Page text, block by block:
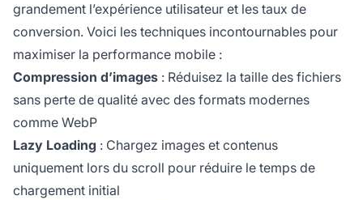
grandement l’expérience utilisateur et les taux de
conversion. Voici les techniques incontournables pour
maximiser la performance mobile :
Compression d’images : Réduisez la taille des fichiers
sans perte de qualité avec des formats modernes
comme WebP
Lazy Loading : Chargez images et contenus
uniquement lors du scroll pour réduire le temps de
chargement initial